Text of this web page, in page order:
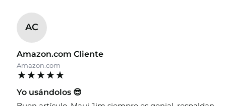
AC
Amazon.com Cliente
Amazon.com
Yo usándolos 😎